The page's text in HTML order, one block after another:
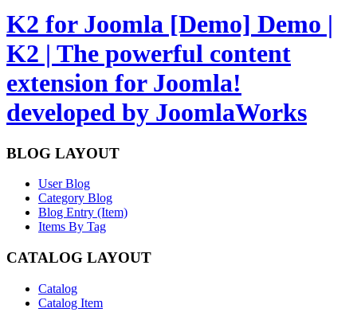
K2 for Joomla [Demo] Demo |
K2 | The powerful content
extension for Joomla!
developed by JoomlaWorks
BLOG LAYOUT
User Blog
Category Blog
Blog Entry (Item)
Items By Tag
CATALOG LAYOUT
Catalog
Catalog Item